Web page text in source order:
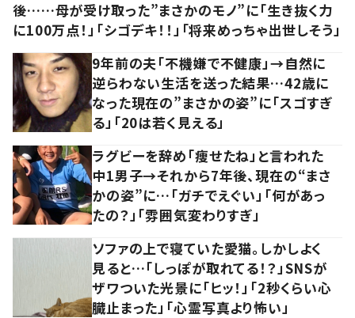
後……母が受け取った”まさかのモノ”に「生き抜く力
に100万点！」「シゴデキ！！」「将来めっちゃ出世しそう」
9年前の夫「不機嫌で不健康」→自然に
逆らわない生活を送った結果…42歳に
なった現在の”まさかの姿”に「スゴすぎ
る」「20は若く見える」
ラグビーを辞め「痩せたね」と言われた
中1男子→それから7年後、現在の“まさ
かの姿”に…「ガチでえぐい」「何があっ
たの？」「雰囲気変わりすぎ」
ソファの上で寝ていた愛猫。しかしよく
見ると…「しっぽが取れてる！？」SNSが
ザワついた光景に「ヒッ！」「2秒くらい心
臓止まった」「心霊写真より怖い」